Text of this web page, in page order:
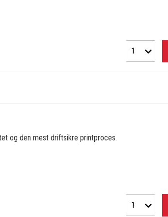
1
og den mest driftsikre printproces.
1